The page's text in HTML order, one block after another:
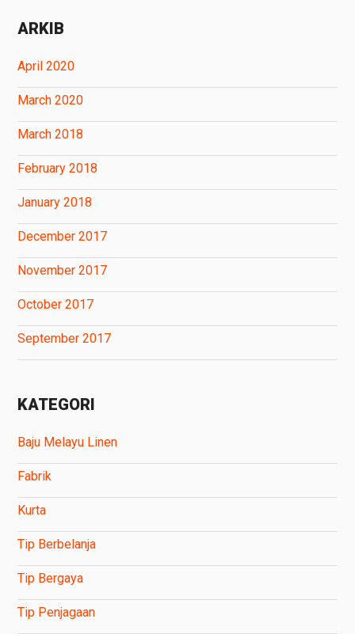
ARKIB
April 2020
March 2020
March 2018
February 2018
January 2018
December 2017
November 2017
October 2017
September 2017
KATEGORI
Baju Melayu Linen
Fabrik
Kurta
Tip Berbelanja
Tip Bergaya
Tip Penjagaan